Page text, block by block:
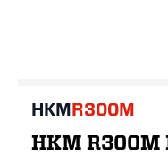
HKM R300M
HKM R300M